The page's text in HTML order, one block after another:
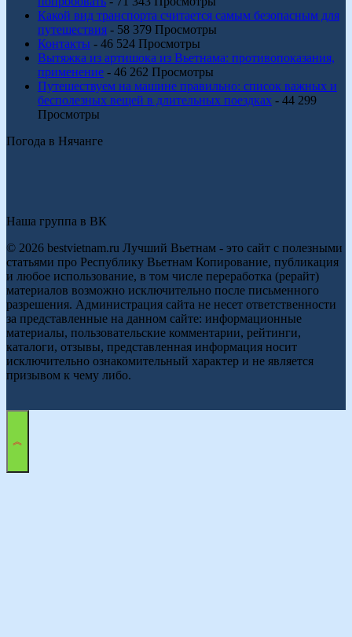
Какой вид транспорта считается самым безопасным для
путешествия - 58 379 Просмотры
Контакты - 46 524 Просмотры
Вытяжка из артишока из Вьетнама: противопоказания,
применение - 46 262 Просмотры
Путешествуем на машине правильно: список важных и
бесполезных вещей в длительных поездках - 44 299
Просмотры
Погода в Нячанге
Наша группа в ВК
© 2026 bestvietnam.ru Лучший Вьетнам - это сайт с полезными
статьями про Республику Вьетнам Копирование, публикация
и любое использование, в том числе переработка (рерайт)
материалов возможно исключительно после письменного
разрешения. Администрация сайта не несет ответственности
за представленные на данном сайте: информационные
материалы, пользовательские комментарии, рейтинги,
каталоги, отзывы, представленная информация носит
исключительно ознакомительный характер и не является
призывом к чему либо.